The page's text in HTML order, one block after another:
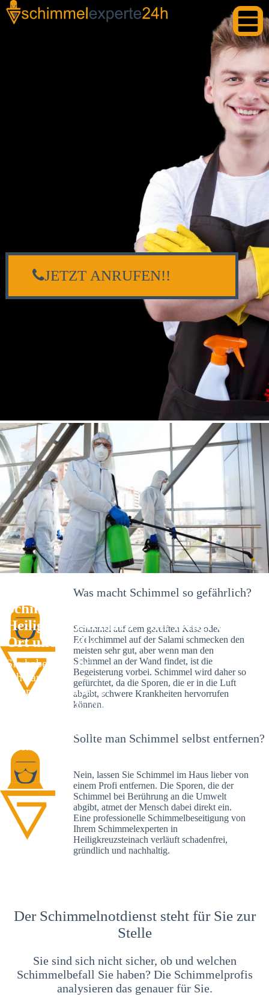
Schimmelexperte in
Heiligkreuzsteinach – Ihr Helfer an
Ort und Stelle
Sie haben kürzlich
schwarze Flecken an
Ihrer Wand entdeckt?
Schlechte Nachrichten:
Schimmelbefall in
JETZT ANRUFEN!!
Was macht Schimmel so gefährlich?
Schimmel auf dem gereiften Käse oder
Edelschimmel auf der Salami schmecken den
meisten sehr gut, aber wenn man den
Schimmel an der Wand findet, ist die
Begeisterung vorbei. Schimmel wird daher so
gefürchtet, da die Sporen, die er in die Luft
abgibt, schwere Krankheiten hervorrufen
können.
Sollte man Schimmel selbst entfernen?
Nein, lassen Sie Schimmel im Haus lieber von
einem Profi entfernen. Die Sporen, die der
Schimmel bei Berührung an die Umwelt
abgibt, atmet der Mensch dabei direkt ein.
Eine professionelle Schimmelbeseitigung von
Ihrem Schimmelexperten in
Heiligkreuzsteinach verläuft schadenfrei,
gründlich und nachhaltig.
Der Schimmelnotdienst steht für Sie zur
Stelle
Sie sind sich nicht sicher, ob und welchen
Schimmelbefall Sie haben? Die Schimmelprofis
analysieren das genauer für Sie.